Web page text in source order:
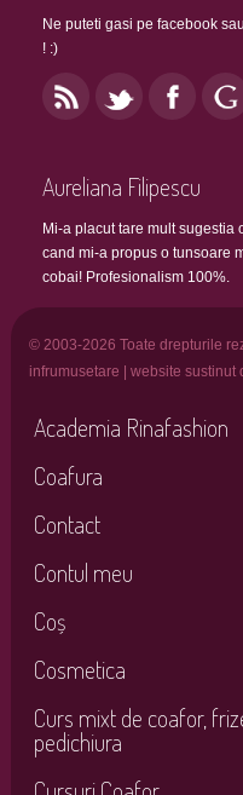
Ne puteti gasi pe facebook
! :)
Aureliana Filipescu
Mi-a placut tare mult
cand mi-a propus o tunsoare
cobai! Profesionalism 100%.
© 2003-2026 Toate drepturile
infrumusetare | website
Academia Rinafashion
Coafura
Contact
Contul meu
Coș
Cosmetica
Curs mixt de coafor,
pedichiura